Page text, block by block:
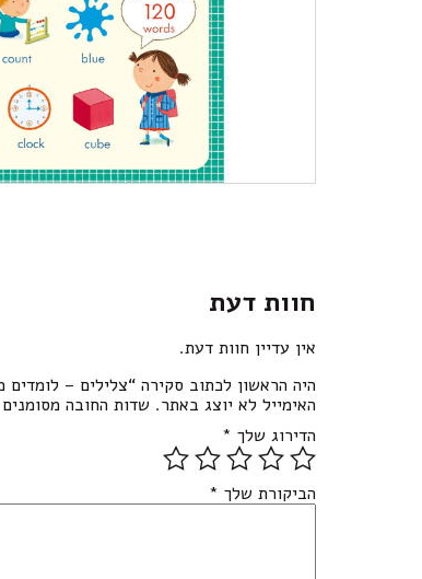
חוות דעת
אין עדיין חוות דעת.
היה הראשון לכתוב סקירה “צלילים – לומדים
האימייל לא יוצג באתר. שדות החובה מסומנים
הדירוג שלך *
הביקורת שלך *